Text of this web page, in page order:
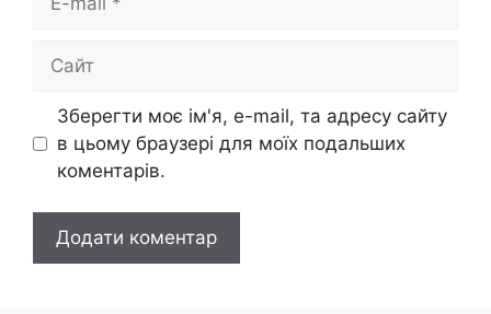
mail
Зберегти моє ім'я, e-mail, та адресу сайту
в цьому браузері для моїх подальших
коментарів.